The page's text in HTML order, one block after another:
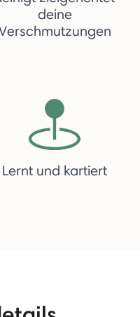
deine
Lernt und kartiert